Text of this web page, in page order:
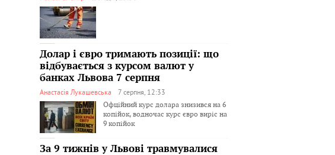
Долар і євро тримають позиції: що
відбувається з курсом валют у
банках Львова 7 серпня
Анастасія Лукашевська
7 серпня, 12:33
Офційний курс долара знизився на 6
копійок, водночас курс євро виріс на
9 копійок
За 9 тижнів у Львові травмувалися